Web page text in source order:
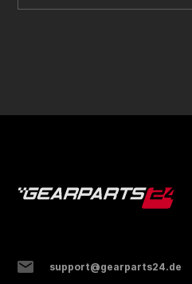
support@gearparts24.de